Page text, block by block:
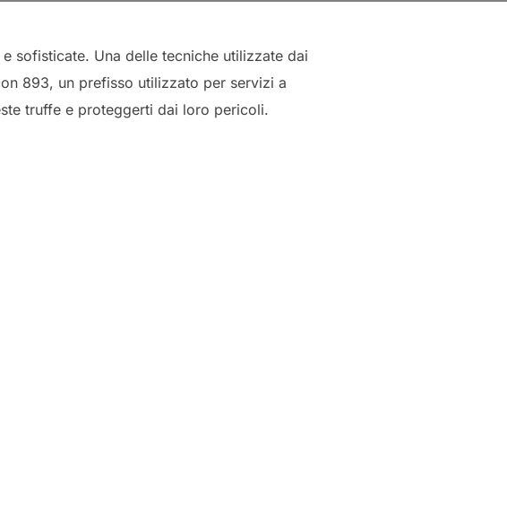
sofisticate. Una delle tecniche utilizzate dai
893, un prefisso utilizzato per servizi a
truffe e proteggerti dai loro pericoli.